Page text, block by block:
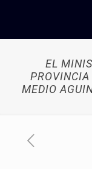
EL
PROVINCIA
MEDIO